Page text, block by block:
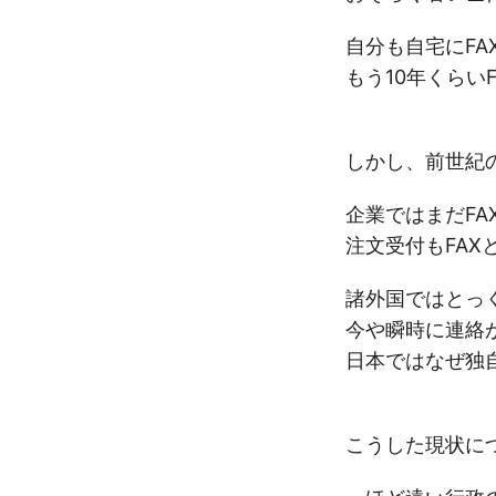
自分も自宅に
もう10年くらい
しかし、前世紀
企業ではまだ
注文受付もFAX
諸外国ではとっ
今や瞬時に連絡
日本ではなぜ独
こうした現状に